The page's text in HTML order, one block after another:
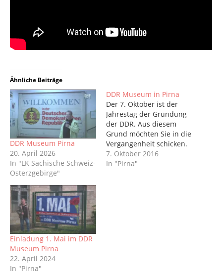
Ähnliche Beiträge
DDR Museum Pirna
20. April 2026
In "LK Sächische Schweiz-
Osterzgebirge"
DDR Museum in Pirna
Der 7. Oktober ist der
Jahrestag der Gründung
der DDR. Aus diesem
Grund möchten Sie in die
Vergangenheit schicken.
Hier gibt es einen Bericht
über unseren Besuch im
7. Oktober 2016
In "Pirna"
Einladung 1. Mai im DDR
Museum Pirna
22. April 2024
In "Pirna"